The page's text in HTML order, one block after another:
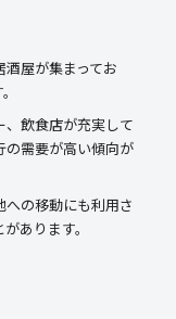
屋が集まってお
飲食店が充実して
の需要が高い傾向が
の移動にも利用さ
あります。